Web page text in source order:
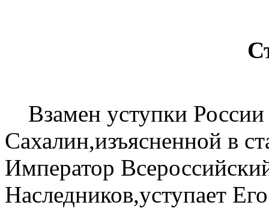
Взамен уступки России
Сахалин,изъясненной в
Император
Наследников,уступает